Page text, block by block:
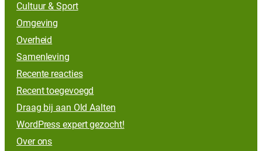
Cultuur & Sport
Omgeving
Overheid
Samenleving
Recente reacties
Recent toegevoegd
Draag bij aan Old Aalten
WordPress expert gezocht!
Over ons